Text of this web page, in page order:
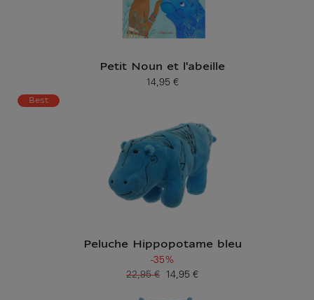
Petit Noun et l'abeille
Prix ​​actuel
14,95 €
Best
Peluche Hippopotame bleu
-35%
Prix ​​actuel
14,95 €
Ancien prix
22,95 €